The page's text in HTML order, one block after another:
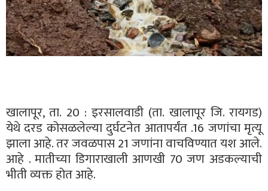
खालापूर, ता. 20 : इरसालवाडी (ता. खालापूर जि. रायगड)
येथे दरड कोसळलेल्या दुर्घटनेत आतापर्यंत .16 जणांचा मृत्यू
झाला आहे. तर जवळपास 21 जणांना वाचविण्यात यश आले.
आहे . मातीच्या डिगाराखाली आणखी 70 जण अडकल्याची
भीती व्यक्त होत आहे.